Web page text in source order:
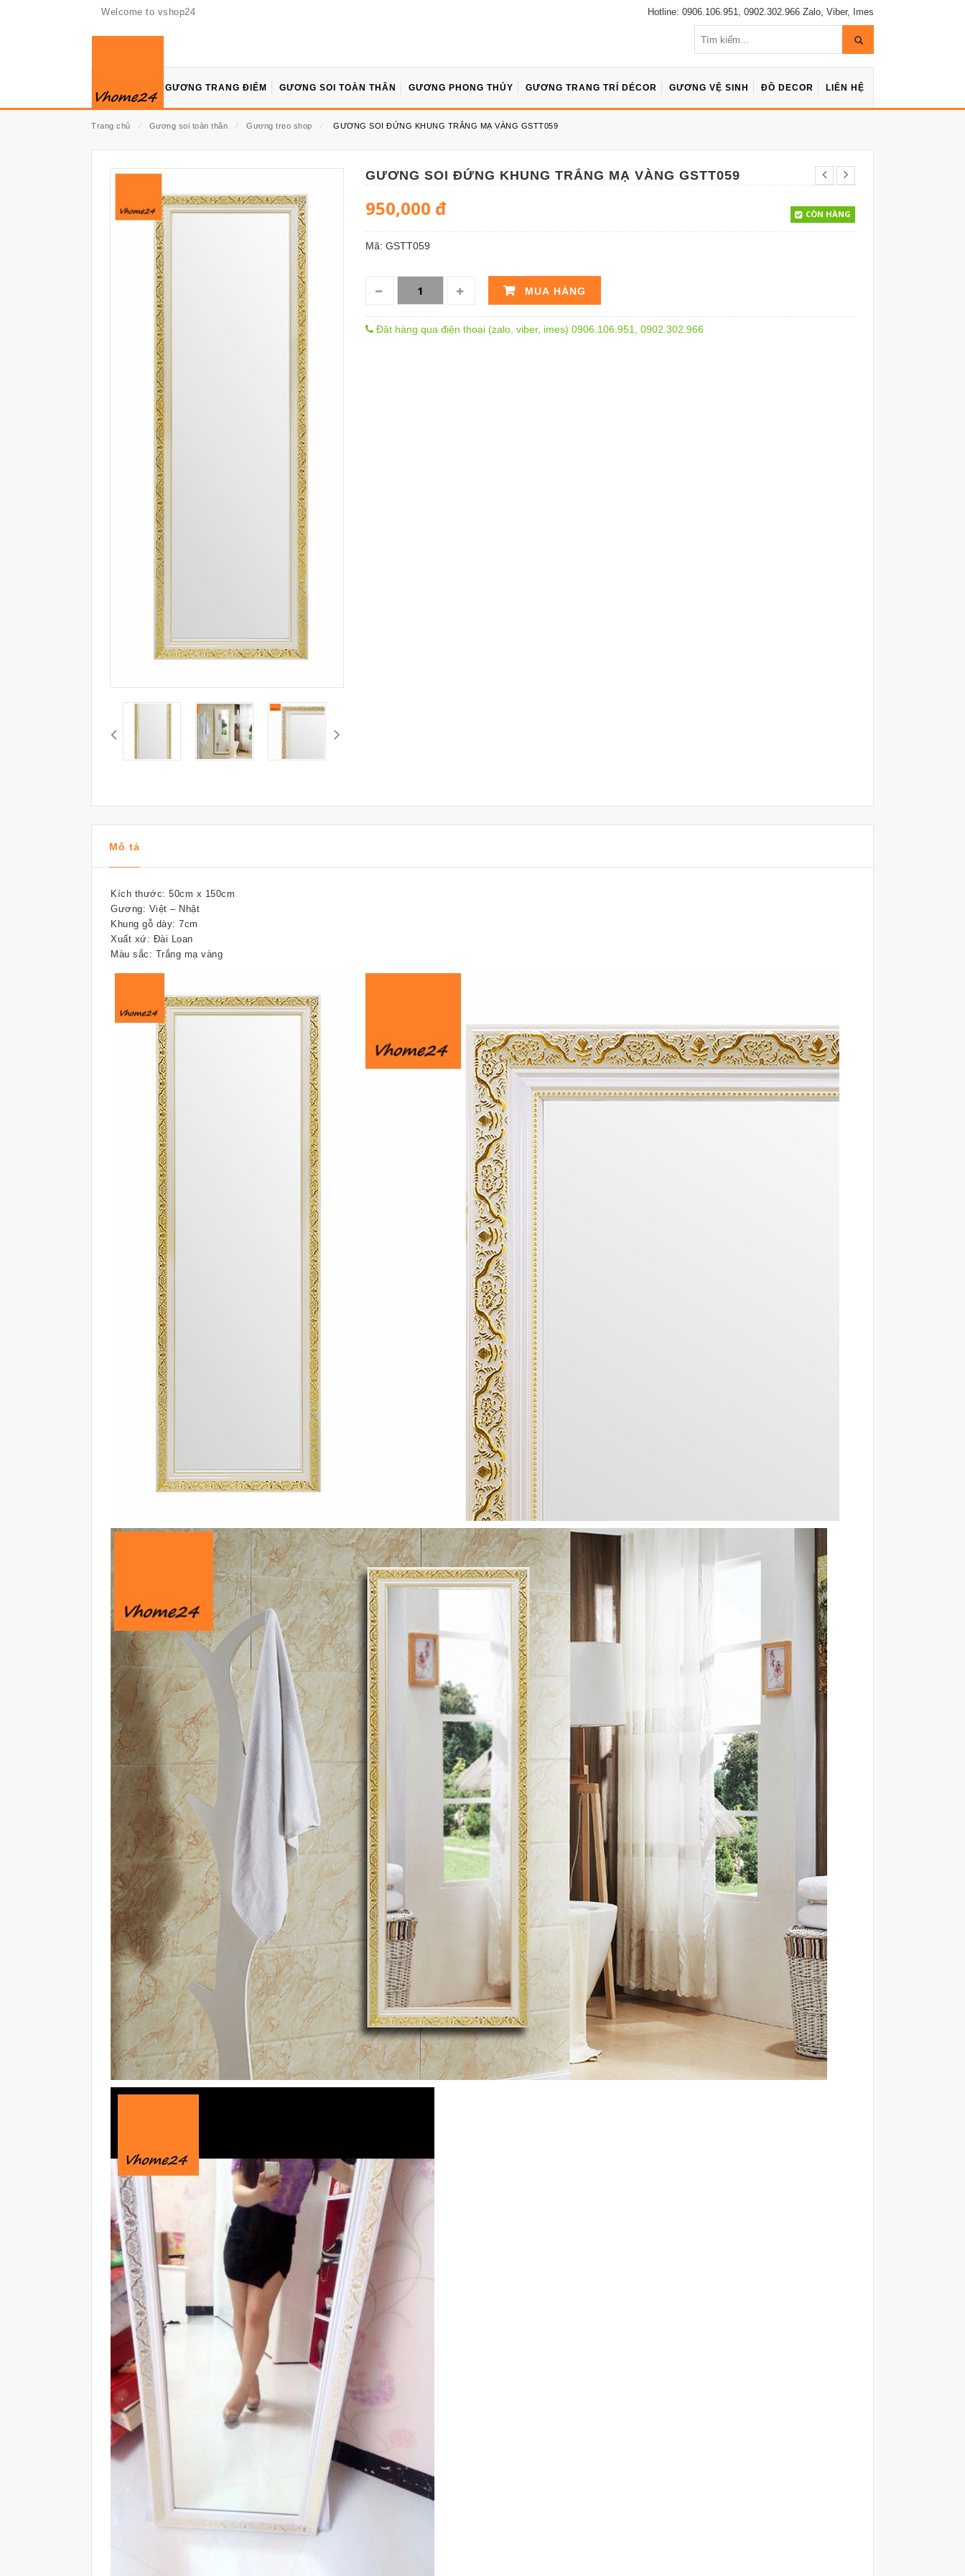
Welcome to vshop24 Hotline: 0906.106.951, 0902.302.966 Zalo, Viber, Imes
GƯƠNG TRANG ĐIỂM GƯƠNG SOI TOÀN THÂN GƯƠNG PHONG THỦY GƯƠNG TRANG TRÍ DÉCOR GƯƠNG VỆ SINH ĐỒ DECOR LIÊN HỆ
Trang chủ ⁄ Gương soi toàn thân ⁄ Gương treo shop ⁄ GƯƠNG SOI ĐỨNG KHUNG TRẮNG MẠ VÀNG GSTT059
GƯƠNG SOI ĐỨNG KHUNG TRẮNG MẠ VÀNG GSTT059
950,000 đ CÒN HÀNG
Mã: GSTT059
MUA HÀNG
Đặt hàng qua điện thoại (zalo, viber, imes) 0906.106.951, 0902.302.966
Mô tả
Kích thước: 50cm x 150cm
Gương: Việt – Nhật
Khung gỗ dày: 7cm
Xuất xứ: Đài Loan
Màu sắc: Trắng mạ vàng